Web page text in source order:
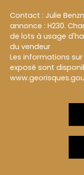
Contact : Julie
annonce : H230.
de lots à usage
du vendeur
Les informations
exposé sont